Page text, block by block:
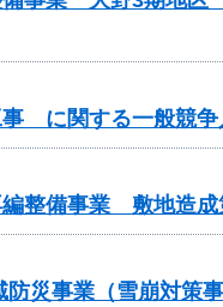
に関する一般競争
整備事業 敷地造
災事業（雪崩対策